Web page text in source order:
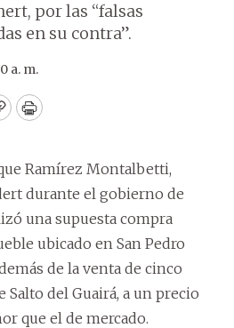
por las “falsas
en su contra”.
a. m.
Print
Ramírez Montalbetti,
durante el gobierno de
una supuesta compra
ubicado en San Pedro
de la venta de cinco
del Guairá, a un precio
que el de mercado.